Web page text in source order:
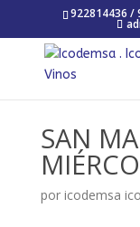
922814436 /
SAN
por icodemsa